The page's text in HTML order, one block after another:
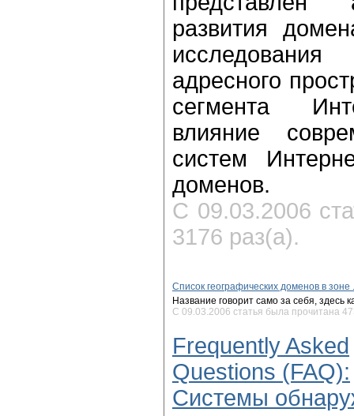
развития
адресного
сегмента
влияние
систем
доменов.
С 09.03.2006
3176 раз(а).
Список географических доменов в зоне
Название говорит само за себя, здесь
С 09.03.2006 статья была прочитана
Frequently Asked
Questions (FAQ):
Системы